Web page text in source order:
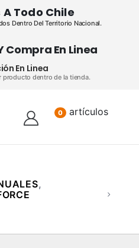
Todo Chile
Dentro Del Territorio Nacional.
Compra En Linea
En Linea
producto dentro de la tienda.
0 artículos
,